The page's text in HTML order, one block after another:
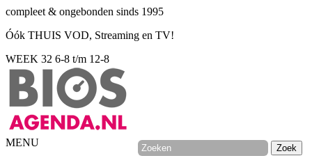
compleet & ongebonden sinds 1995
Óók THUIS VOD, Streaming en TV!
WEEK 32 6-8 t/m 12-8
MENU